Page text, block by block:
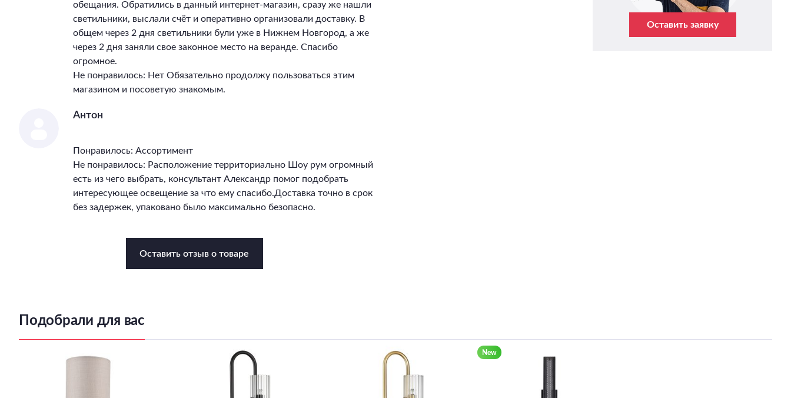
обещания. Обратились в данный интернет-магазин, сразу же нашли
светильники, выслали счёт и оперативно организовали доставку. В
общем через 2 дня светильники були уже в Нижнем Новгород, а же
через 2 дня заняли свое законное место на веранде. Спасибо
огромное.
Не понравилось: Нет Обязательно продолжу пользоваться этим
магазином и посоветую знакомым.
Антон
Понравилось: Ассортимент
Не понравилось: Расположение территориально Шоу рум огромный
есть из чего выбрать, консультант Александр помог подобрать
интересующее освещение за что ему спасибо.Доставка точно в срок
без задержек, упаковано было максимально безопасно.
Оставить отзыв о товаре
Оставить заявку
Подобрали для вас
New